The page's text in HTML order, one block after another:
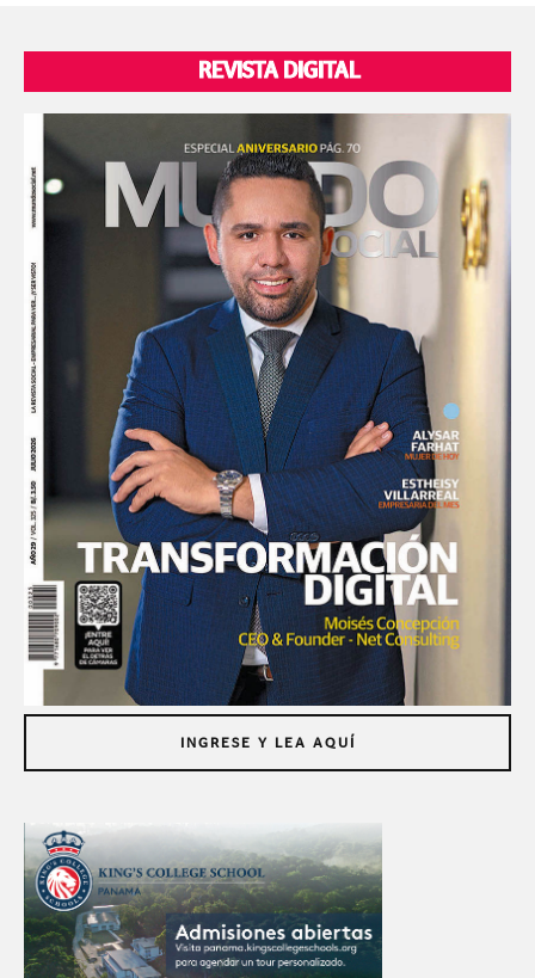
REVISTA DIGITAL
INGRESE Y LEA AQUÍ